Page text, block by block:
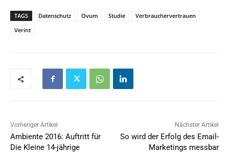
TAGS Datenschutz Ovum Studie
Verbrauchervertrauen
Verint
Vorheriger Artikel
Ambiente 2016: Auftritt für
Die Kleine 14-jährige
Nächster Artikel
So wird der Erfolg des Email-
Marketings messbar